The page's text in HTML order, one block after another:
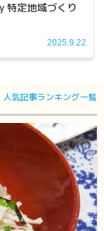
特定地域づくり
2025.9.22
人気記事ランキング一覧